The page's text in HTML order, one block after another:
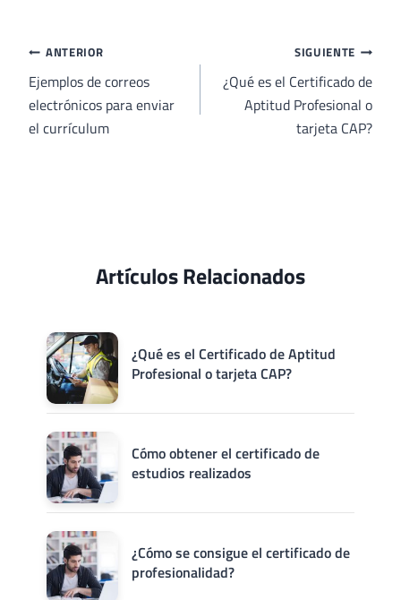
Navegación
de
entradas
ANTERIOR
Ejemplos de correos
electrónicos para enviar
el currículum
SIGUIENTE
¿Qué es el Certificado de
Aptitud Profesional o
tarjeta CAP?
Artículos Relacionados
¿Qué es el Certificado de Aptitud
Profesional o tarjeta CAP?
Cómo obtener el certificado de
estudios realizados
¿Cómo se consigue el certificado de
profesionalidad?